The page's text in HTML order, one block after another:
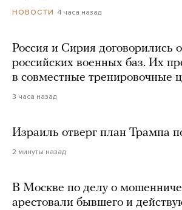
НОВОСТИ 4 часа назад
Россия и Сирия договорились
российских военных баз. Их
в совместные тренировочные
3 часа назад
Израиль отверг план Трампа
2 минуты назад
В Москве по делу о
арестовали бывшего и